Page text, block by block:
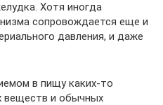
Хотя иногда
сопровождается еще и
давления, и даже
в пищу каких-то
веществ и обычных